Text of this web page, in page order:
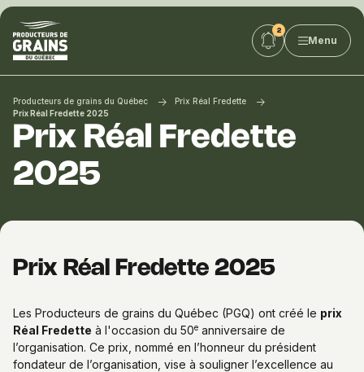
Producteurs
de
grains
du
Québec
:
PGQ
Menu
Producteurs de grains du Québec
Prix Réal Fredette
Prix Réal Fredette 2025
Prix Réal Fredette
2025
Prix Réal Fredette 2025
Les Producteurs de grains du Québec (PGQ) ont créé le prix
Réal Fredette à l'occasion du 50e anniversaire de
l’organisation. Ce prix, nommé en l’honneur du président
fondateur de l’organisation, vise à souligner l’excellence au